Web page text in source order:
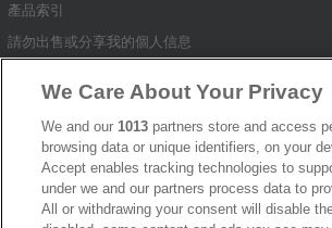
產品索引
請勿出售或分享我的個人信息
弘振企業股份有限公司 © 2024 All Rights Reserved.
We Care About Your Privacy
We and our1013 partners store and access
browsing data or unique identifiers, on your
Accept enables tracking technologies to
under we and our partners process data to
All or withdrawing your consent will disable